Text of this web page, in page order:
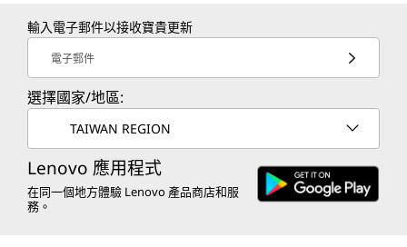
輸入電子郵件以接收寶貴更新
電子郵件
選擇國家/地區:
TAIWAN REGION
Lenovo 應用程式
在同一個地方體驗 Lenovo 產品商店和服
務。